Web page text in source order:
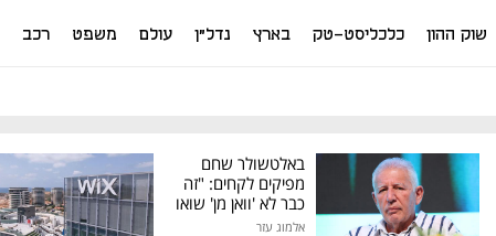
שוק ההון כלכליסט-טק בארץ נדל"ן עולם משפט רכב
באלטשולר שחם
מפיקים לקחים: "זה
כבר לא 'וואן מן' שואו
של גילעד"
אלמוג עזר